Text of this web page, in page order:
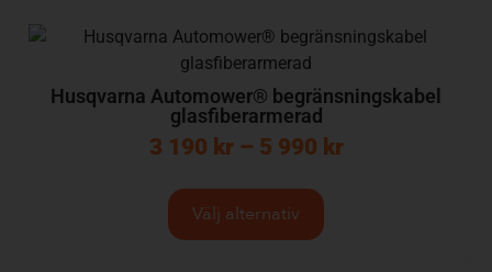
Husqvarna Automower® begränsningskabel
glasfiberarmerad
3 190 kr – 5 990 kr
Välj alternativ